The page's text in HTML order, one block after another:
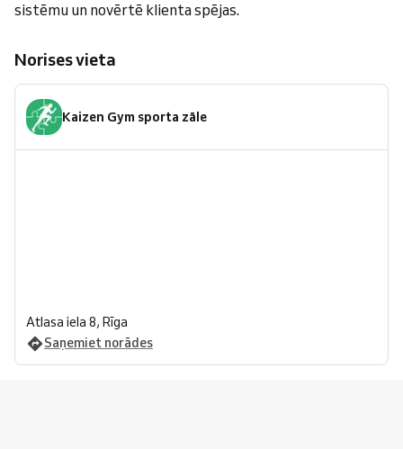
sistēmu un novērtē klienta spējas.
Norises vieta
Kaizen Gym sporta zāle
Atlasa iela 8, Rīga
Saņemiet norādes